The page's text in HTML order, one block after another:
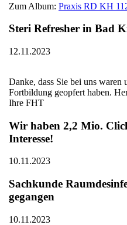
Zum Album: Praxis RD KH
Steri Refresher in Bad
12.11.2023
Danke, dass Sie bei uns waren
Fortbildung geopfert haben.
Ihre FHT
Wir haben 2,2 Mio.
Interesse!
10.11.2023
Sachkunde
gegangen
10.11.2023